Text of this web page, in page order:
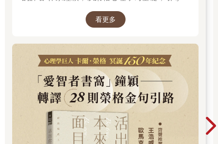
感動。用心感受一下那些最平凡、最細微的事物吧，它們同樣能
3.不吃苦，難覺甜
有一群弟子要出去朝聖，師父拿出一根苦瓜，對弟子們說：「隨
身帶著這個苦瓜，記得把它浸泡在每一條你們經過的聖河，並且
把它帶進你們所朝拜的聖殿，放在聖桌上供奉，並朝拜它。」
弟子們走過許多聖河、聖殿，並依照師父的教導去做。回來
以後，他們把苦瓜交給師父，師父叫他們把苦瓜煮熟，當作晚
晚餐的時候，師父吃了一口，然後語重心長地說：「奇怪
呀！泡過這麼多聖水，進過這麼多聖殿，這苦瓜竟然沒有變
甜。」弟子聽了，好幾位立刻開悟了。
間，你是否忘了真正的自己？文字溫柔卻不逃避
的自己……想知道如何開始這段心靈旅程嗎？
看更多